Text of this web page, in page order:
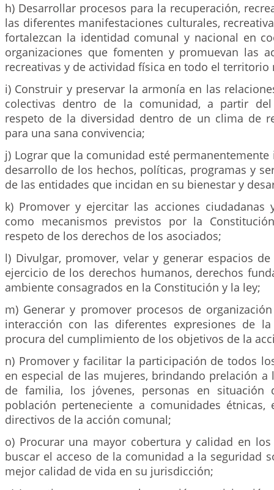
h) Desarrollar procesos para la recuperación,
las diferentes manifestaciones culturales,
fortalezcan la identidad comunal y nacional en
organizaciones que fomenten y promuevan las
recreativas y de actividad física en todo el territorio
i) Construir y preservar la armonía en las
colectivas dentro de la comunidad, a partir
respeto de la diversidad dentro de un clima de
para una sana convivencia;
j) Lograr que la comunidad esté
desarrollo de los hechos, políticas, programas y
de las entidades que incidan en su bienestar y
k) Promover y ejercitar las acciones ciudadanas
como mecanismos previstos por la
respeto de los derechos de los asociados;
l) Divulgar, promover, velar y generar espacios
ejercicio de los derechos humanos, derechos
ambiente consagrados en la Constitución y la ley;
m) Generar y promover procesos de
interacción con las diferentes expresiones de
procura del cumplimiento de los objetivos de la
n) Promover y facilitar la participación de todos
en especial de las mujeres, brindando prelación a
de familia, los jóvenes, personas en situación
población perteneciente a comunidades étnicas,
directivos de la acción comunal;
o) Procurar una mayor cobertura y calidad en
buscar el acceso de la comunidad a la seguridad
mejor calidad de vida en su jurisdicción;